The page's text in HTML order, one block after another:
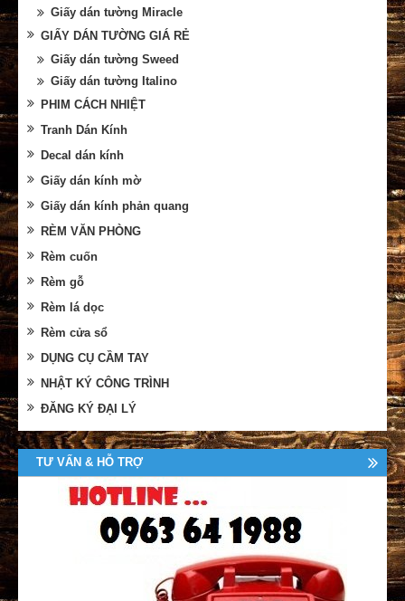
Giấy dán tường Miracle
GIẤY DÁN TƯỜNG GIÁ RẺ
Giấy dán tường Sweed
Giấy dán tường Italino
PHIM CÁCH NHIỆT
Tranh Dán Kính
Decal dán kính
Giấy dán kính mờ
Giấy dán kính phản quang
RÈM VĂN PHÒNG
Rèm cuốn
Rèm gỗ
Rèm lá dọc
Rèm cửa sổ
DỤNG CỤ CẦM TAY
NHẬT KÝ CÔNG TRÌNH
ĐĂNG KÝ ĐẠI LÝ
TƯ VẤN & HỖ TRỢ